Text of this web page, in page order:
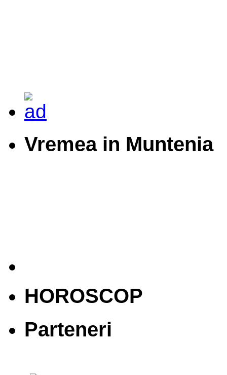
Vremea in Muntenia
HOROSCOP
Parteneri